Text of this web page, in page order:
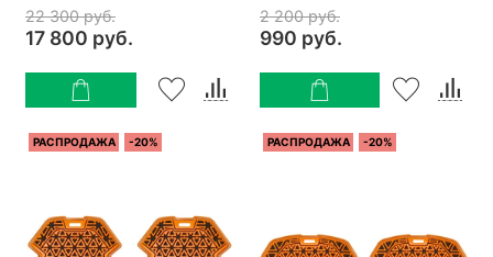
22 300 руб.
17 800 руб.
2 200 руб.
990 руб.
РАСПРОДАЖА -20% РАСПРОДАЖА -20%